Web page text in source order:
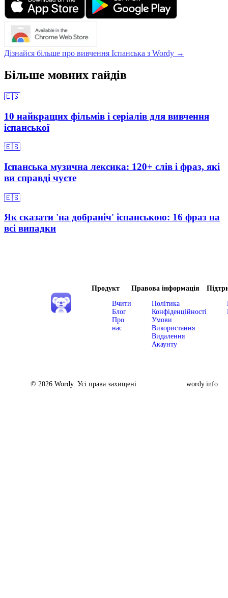
Дізнайся більше про вивчення Іспанська з Wordy →
Більше мовних гайдів
🇪🇸
10 найкращих фільмів і серіалів для вивчення
іспанської
🇪🇸
Іспанська музична лексика: 120+ слів і фраз, які
ви справді чуєте
🇪🇸
Як сказати 'на добраніч' іспанською: 16 фраз на
всі випадки
Продукт
Вчити
Блог
Про
нас
Правова інформація
Політика
Конфіденційності
Умови
Використання
Видалення
Акаунту
© 2026 Wordy. Усі права захищені. wordy.info